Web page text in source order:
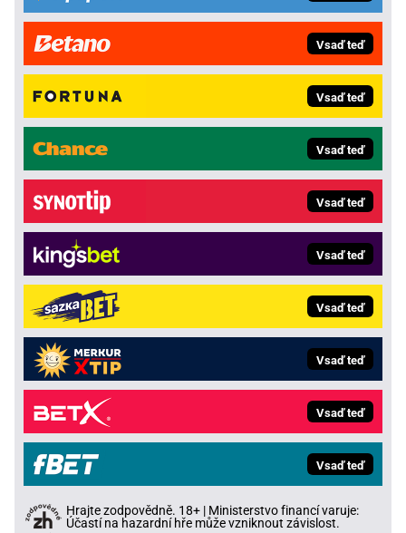
Vsaď teď
Vsaď teď
Vsaď teď
Vsaď teď
Vsaď teď
Vsaď teď
Vsaď teď
Vsaď teď
Vsaď teď
Hrajte zodpovědně. 18+ | Ministerstvo financí varuje:
Účastí na hazardní hře může vzniknout závislost.